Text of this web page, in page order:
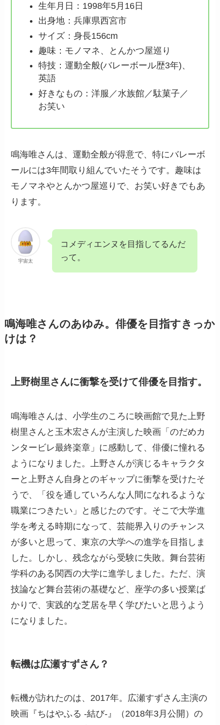
生年月日：1998年5月16日
出身地：兵庫県西宮市
サイズ：身長156cm
趣味：モノマネ、とんかつ屋巡り
特技：運動全般(バレーボール歴3年)、
英語
好きなもの：洋服／水族館／駄菓子／
お笑い
鳴海唯さんは、運動全般が得意で、特にバレーボ
ールには3年間取り組んでいたそうです。趣味は
モノマネやとんかつ屋巡りで、お笑い好きでもあ
ります。
宇宙太
コメディエンヌを目指してるんだ
って。
鳴海唯さんのあゆみ。俳優を目指すきっか
けは？
上野樹里さんに衝撃を受けて俳優を目指す。
鳴海唯さんは、小学生のころに映画館で見た上野
樹里さんと玉木宏さんが主演した映画「のだめカ
ンタービレ最終楽章」に感動して、俳優に憧れる
ようになりました。上野さんが演じるキャラクタ
ーと上野さん自身とのギャップに衝撃を受けたそ
うで、「役を通していろんな人間になれるような
職業につきたい」と感じたのです。そこで大学進
学を考える時期になって、芸能界入りのチャンス
が多いと思って、東京の大学への進学を目指しま
した。しかし、残念ながら受験に失敗。舞台芸術
学科のある関西の大学に進学しました。ただ、演
技論など舞台芸術の基礎など、座学の多い授業ば
かりで、実践的な芝居を早く学びたいと思うよう
になりました。
転機は広瀬すずさん？
転機が訪れたのは、2017年。広瀬すずさん主演の
映画『ちはやふる -結び-』（2018年3月公開）の